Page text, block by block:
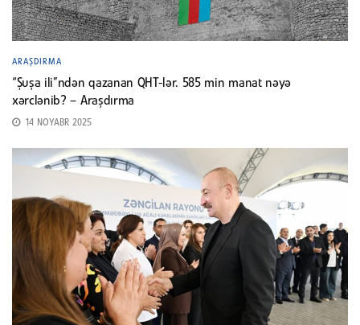
ARAŞDIRMA
“Şuşa ili”ndən qazanan QHT-lər. 585 min manat nəyə
xərclənib? – Araşdırma
14 NOYABR 2025